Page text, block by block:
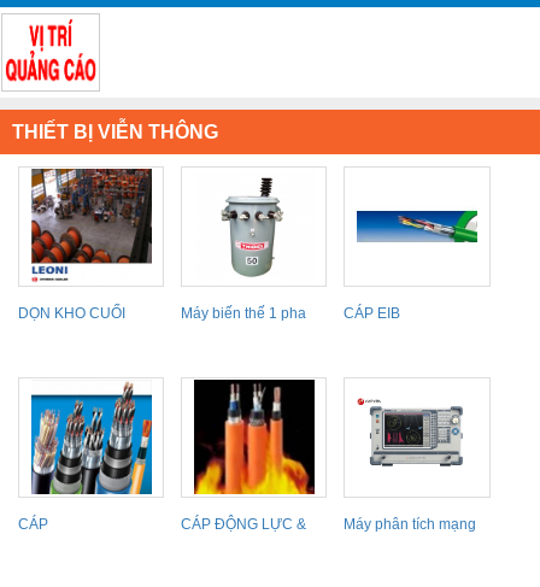
THIẾT BỊ VIỄN THÔNG
DỌN KHO CUỐI
Máy biến thế 1 pha
CÁP EIB
CÁP
CÁP ĐỘNG LỰC &
Máy phân tích mạng